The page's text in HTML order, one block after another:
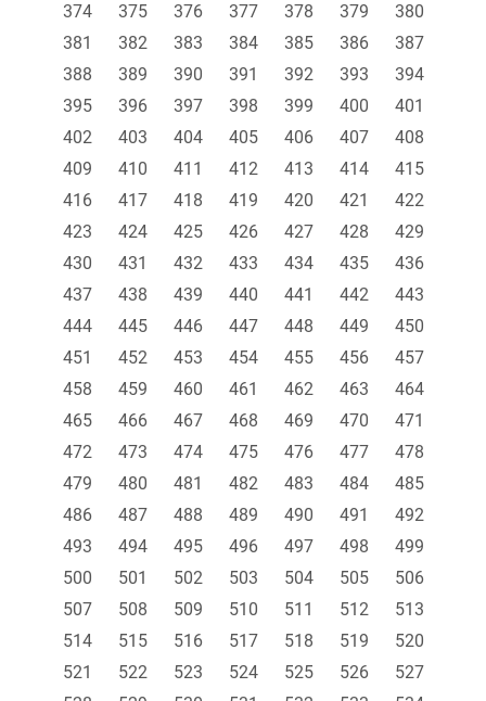
374
375 376 377 378 379
380
381
382 383 384 385 386
387
388
389 390 391 392 393
394
395
396 397 398 399 400
401
402
403 404 405 406 407
408
409
410 411 412 413 414
415
416
417 418 419 420 421
422
423
424 425 426 427 428
429
430
431 432 433 434 435
436
437
438 439 440 441 442
443
444
445 446 447 448 449
450
451
452 453 454 455 456
457
458
459 460 461 462 463
464
465
466 467 468 469 470
471
472
473 474 475 476 477
478
479
480 481 482 483 484
485
486
487 488 489 490 491
492
493
494 495 496 497 498
499
500
501 502 503 504 505
506
507
508 509 510 511 512
513
514
515 516 517 518 519
520
521
522 523 524 525 526
527